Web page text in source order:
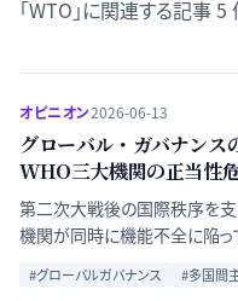
「WTO 」に関連する記事5
オピニオン2026-06-13
グローバル・ガバナン
WHO三大機関の正当性
第二次大戦後の国際秩序を支
機関が同時に機能不全に陥っ
向を問う。
#グローバルガバナンス #多国間